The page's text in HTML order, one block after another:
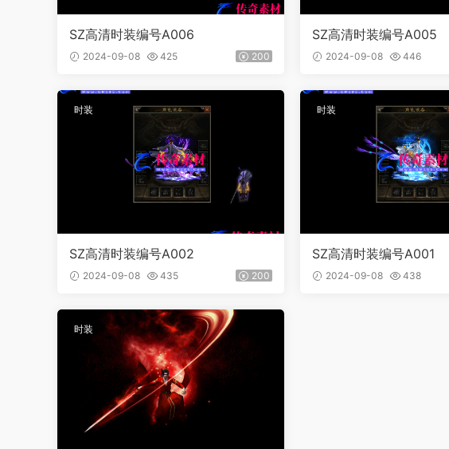
SZ高清时装编号A006
2024-09-08 425 200
SZ高清时装编号A005
2024-09-08 446
时装
SZ高清时装编号A002
2024-09-08 435 200
时装
SZ高清时装编号A001
2024-09-08 438
时装